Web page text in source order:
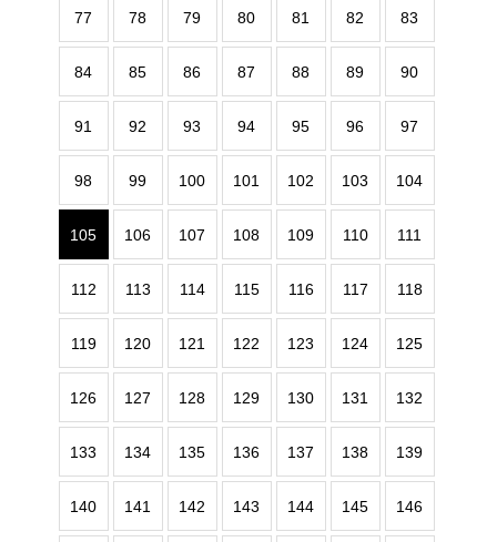
77 78 79 80 81 82 83
84 85 86 87 88 89 90
91 92 93 94 95 96 97
98 99 100 101 102 103 104
105 106 107 108 109 110 111
112 113 114 115 116 117 118
119 120 121 122 123 124 125
126 127 128 129 130 131 132
133 134 135 136 137 138 139
140 141 142 143 144 145 146